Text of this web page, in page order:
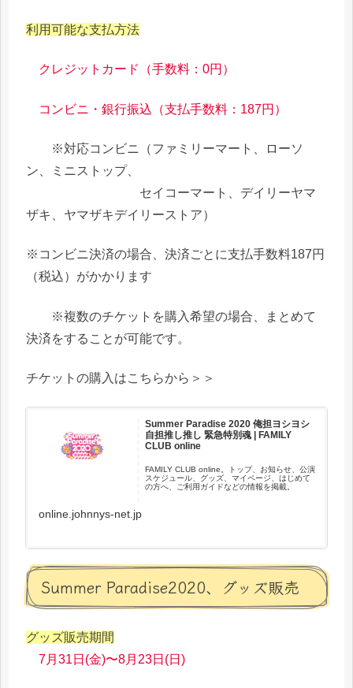
利用可能な支払方法
クレジットカード（手数料：0円）
コンビニ・銀行振込（支払手数料：187円）
※対応コンビニ（ファミリーマート、ローソ
ン、ミニストップ、
セイコーマート、デイリーヤマ
ザキ、ヤマザキデイリーストア）
※コンビニ決済の場合、決済ごとに支払手数料187円
（税込）がかかります
※複数のチケットを購入希望の場合、まとめて
決済をすることが可能です。
チケットの購入はこちらから＞＞
Summer Paradise 2020 俺担ヨシヨシ
自担推し推し 緊急特別魂 | FAMILY
CLUB online
FAMILY CLUB online。トップ、お知らせ、公演
スケジュール、グッズ、マイページ、はじめて
の方へ、ご利用ガイドなどの情報を掲載。
online.johnnys-net.jp
Summer Paradise2020、グッズ販売
グッズ販売期間
7月31日(金)〜8月23日(日)